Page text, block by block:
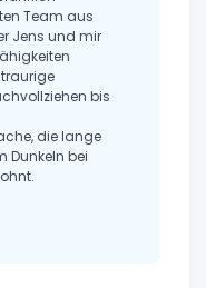
Team aus
Jens und mir
bis
die lange
Dunkeln bei